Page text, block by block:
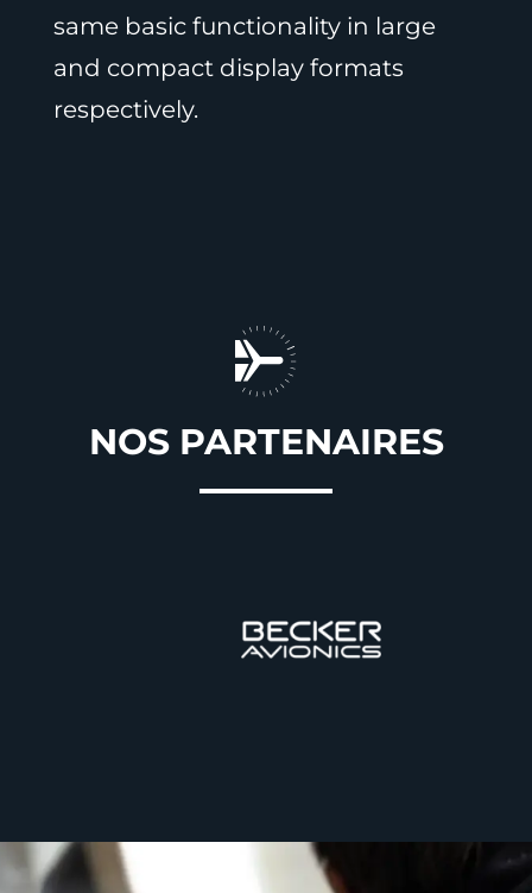
same basic functionality in large
and compact display formats
respectively.
NOS PARTENAIRES